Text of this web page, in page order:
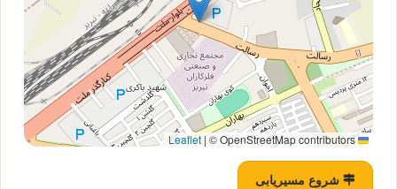
Leaflet
|© OpenStreetMap contributors
شروع مسیریابی